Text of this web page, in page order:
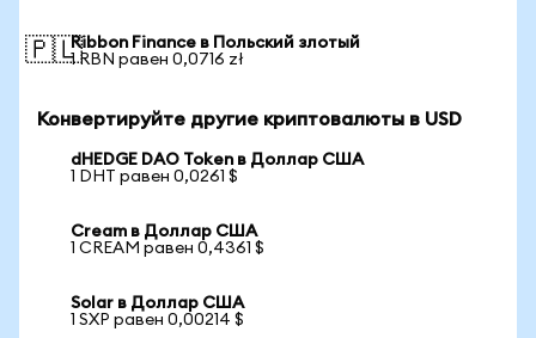
🇵🇱Ribbon Finance в Польский злотый
1 RBN равен 0,0716 zł
Конвертируйте другие криптовалюты в USD
dHEDGE DAO Token в Доллар США
1 DHT равен 0,0261 $
Cream в Доллар США
1 CREAM равен 0,4361 $
Solar в Доллар США
1 SXP равен 0,00214 $